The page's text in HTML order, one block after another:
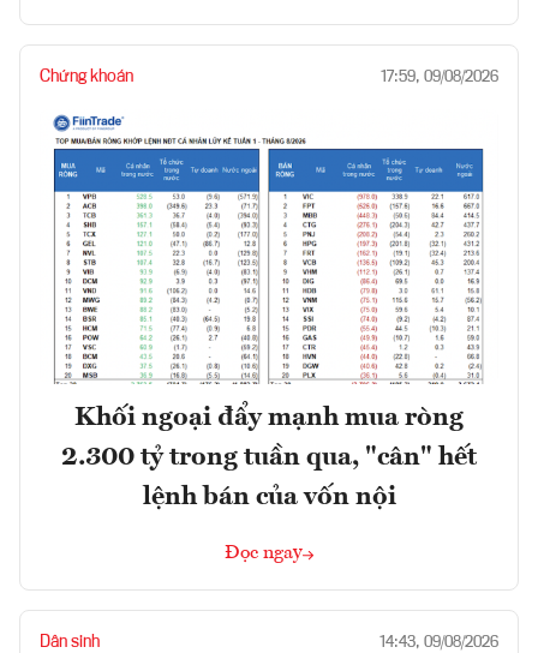
Chứng khoán 17:59, 09/08/2026
Khối ngoại đẩy mạnh mua ròng
2.300 tỷ trong tuần qua, "cân" hết
lệnh bán của vốn nội
Đọc ngay
Dân sinh 14:43, 09/08/2026